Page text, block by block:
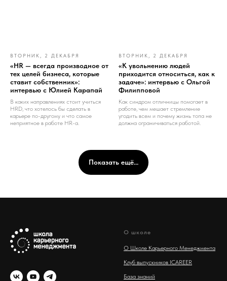
ВТОРНИК, 2 ДЕКАБРЯ
«HR — всегда производное от
тех целей бизнеса, которые
ставит собственник»:
интервью с Юлией Карапай
В каких направлениях стоит учиться
HRD, что хотелось бы сделать в
карьере по-другому и что самое
неприятное в работе HR-а.
ВТОРНИК, 2 ДЕКАБРЯ
«К увольнению людей
приходится относиться, как к
задаче»: интервью с Ольгой
Филипповой
Как синдром отличницы помогает в
работе, чем мешает стремление
угодить всем и почему жизнь топа не
должна ограничиваться работой.
Показать ещё...
О школе
О Школе Карьерного Менеджмента
Клуб выпускников ICAREER
База знаний